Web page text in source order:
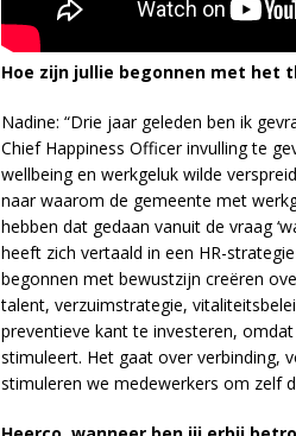
Hoe zijn jullie begonnen met het
Nadine: “Drie jaar geleden ben ik
Chief Happiness Officer invulling te
wellbeing en werkgeluk wilde
naar waarom de gemeente met
hebben dat gedaan vanuit de vraag
heeft zich vertaald in een HR-
begonnen met bewustzijn creëren
talent, verzuimstrategie,
preventieve kant te investeren,
stimuleert. Het gaat over verbinding,
stimuleren we medewerkers om zelf